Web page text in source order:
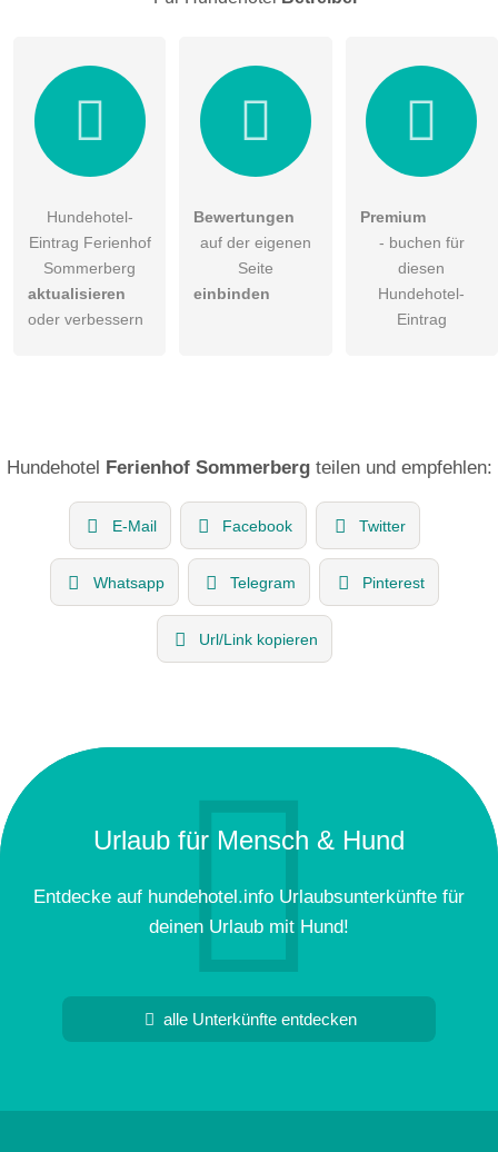
Hundehotel-
Eintrag Ferienhof
Sommerberg
aktualisieren
oder verbessern
Bewertungen
auf der eigenen
Seite
einbinden
Premium
- buchen für
diesen
Hundehotel-
Eintrag
Hundehotel Ferienhof Sommerbergteilen und empfehlen:
E-Mail Facebook Twitter
Whatsapp Telegram Pinterest
Url/Link kopieren
Urlaub für Mensch & Hund
Entdecke auf hundehotel.info Urlaubsunterkünfte für
deinen Urlaub mit Hund!
alle Unterkünfte entdecken